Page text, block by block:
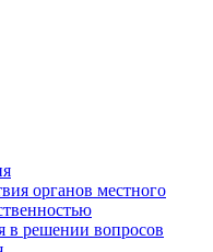
органов местного
в решении вопросов